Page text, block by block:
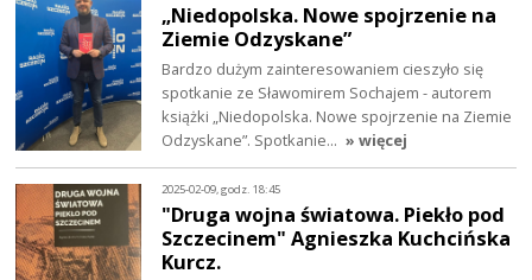
„Niedopolska. Nowe spojrzenie na
Ziemie Odzyskane”
Bardzo dużym zainteresowaniem cieszyło się
spotkanie ze Sławomirem Sochajem - autorem
książki „Niedopolska. Nowe spojrzenie na Ziemie
Odzyskane”. Spotkanie… » więcej
2025-02-09, godz. 18:45
"Druga wojna światowa. Piekło pod
Szczecinem" Agnieszka Kuchcińska
Kurcz.